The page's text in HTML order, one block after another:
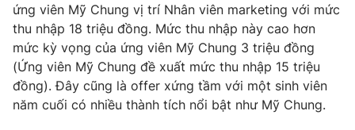
ứng viên Mỹ Chung vị trí Nhân viên marketing với mức
thu nhập 18 triệu đồng. Mức thu nhập này cao hơn
mức kỳ vọng của ứng viên Mỹ Chung 3 triệu đồng
(Ứng viên Mỹ Chung đề xuất mức thu nhập 15 triệu
đồng). Đây cũng là offer xứng tầm với một sinh viên
năm cuối có nhiều thành tích nổi bật như Mỹ Chung.